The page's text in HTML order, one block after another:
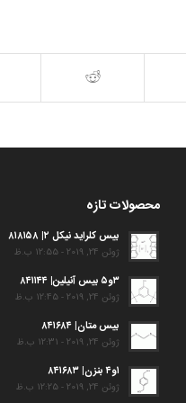
محصولات تازه
بیس کلراید نیکل ۲| ۸۱۸۱۵۸
ژوئن 24, 2019 - 12:55 ب.ظ
۳و۵ بیس آنیلین| ۸۴۱۱۴۴
ژوئن 24, 2019 - 12:45 ب.ظ
بیس متان| ۸۴۱۶۸۴
ژوئن 24, 2019 - 12:31 ب.ظ
۱و۴ بنزن| ۸۴۱۶۸۳
ژوئن 24, 2019 - 12:25 ب.ظ